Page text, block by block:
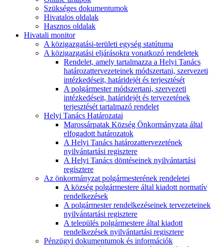
Szükséges dokumentumok
Hivatalos oldalak
Hasznos oldalak
Hivatali monitor
A közigazgatási-területi egység statútuma
A közigazgatási eljárásokra vonatkozó rendeletek
Rendelet, amely tartalmazza a Helyi Tanács
határozattervezeteinek módszertani, szervezeti
intézkedéseit, határidejét és terjesztését
A polgármester módszertani, szervezeti
intézkedéseit, határidejét és tervezetének
terjesztését tartalmazó rendelet
Helyi Tanács Határozatai
Marossárpatak Község Önkormányzata által
elfogadott határozatok
A Helyi Tanács határozattervezetének
nyilvántartási regisztere
A Helyi Tanács döntéseinek nyilvántartási
regisztere
Az önkormányzat polgármesterének rendeletei
A község polgármestere által kiadott normatív
rendelkezések
A polgármester rendelkezéseinek tervezeteinek
nyilvántartási regisztere
A település polgármestere által kiadott
rendelkezések nyilvántartási regisztere
Pénzügyi dokumentumok és információk